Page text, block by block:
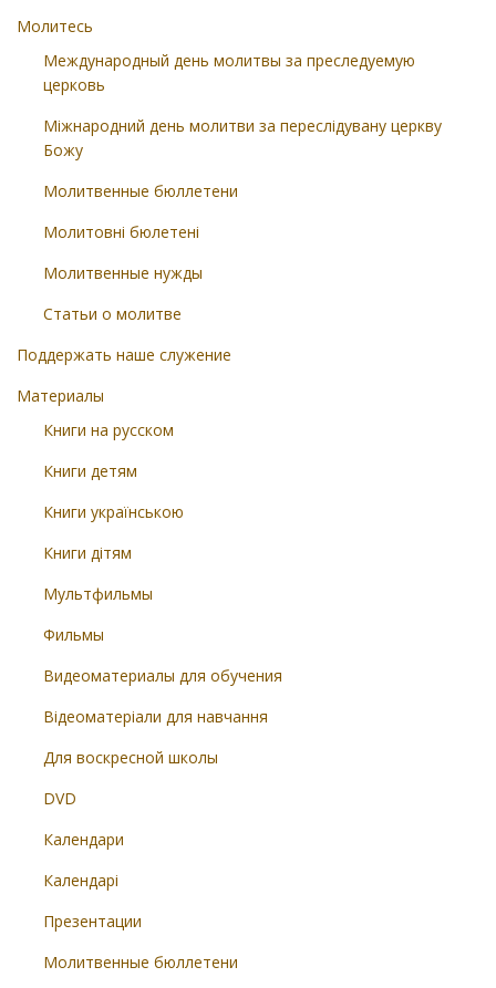
Молитесь
Международный день молитвы за преследуемую
церковь
Міжнародний день молитви за переслідувану церкву
Божу
Молитвенные бюллетени
Молитовні бюлетені
Молитвенные нужды
Статьи о молитве
Поддержать наше служение
Материалы
Книги на русском
Книги детям
Книги українською
Книги дітям
Мультфильмы
Фильмы
Видеоматериалы для обучения
Відеоматеріали для навчання
Для воскресной школы
DVD
Календари
Календарі
Презентации
Молитвенные бюллетени